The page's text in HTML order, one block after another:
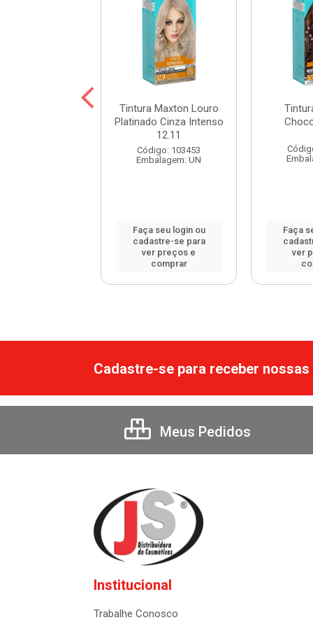
Tintura Maxton Louro
Platinado Cinza Intenso
12.11
Código: 103453
Embalagem: UN
Faça seu login ou
cadastre-se para
ver preços e
comprar
Faça
ver
Cadastre-se para receber
Meus Pedidos
Institucional
Trabalhe Conosco